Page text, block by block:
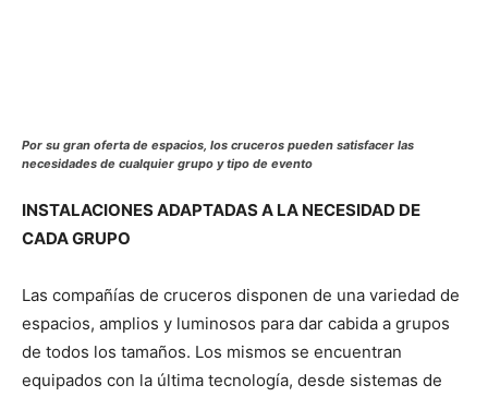
Por su gran oferta de espacios, los cruceros pueden satisfacer las
necesidades de cualquier grupo y tipo de evento
INSTALACIONES ADAPTADAS A LA NECESIDAD DE
CADA GRUPO
Las compañías de cruceros disponen de una variedad de
espacios, amplios y luminosos para dar cabida a grupos
de todos los tamaños. Los mismos se encuentran
equipados con la última tecnología, desde sistemas de